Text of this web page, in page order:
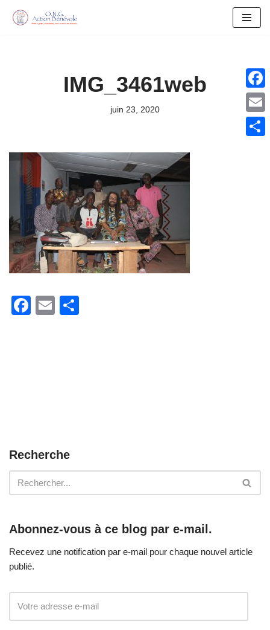
IMG_3461web
juin 23, 2020
F
E
Recherche
Abonnez-vous à ce blog par e-mail.
Recevez une notification par e-mail pour chaque nouvel article
publié.
Email